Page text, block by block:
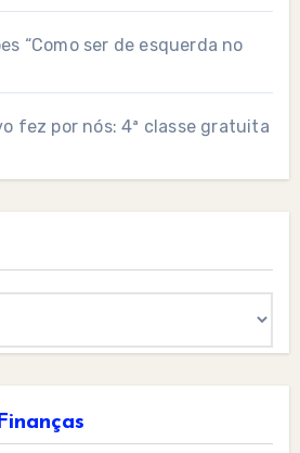
“Como ser de esquerda no
fez por nós: 4ª classe gratuita